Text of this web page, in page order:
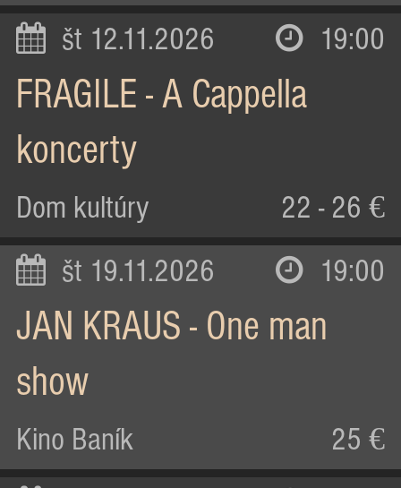
št 12.11.2026 19:00
FRAGILE - A Cappella
koncerty
Dom kultúry 22 - 26 €
št 19.11.2026 19:00
JAN KRAUS - One man
show
Kino Baník 25 €